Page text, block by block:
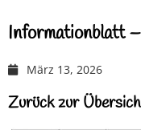
Informationblatt
März 13, 2026
Zurück zur